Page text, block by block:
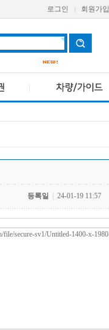
로그인 회원가입
7
4
등록일 24-01-19 11:57